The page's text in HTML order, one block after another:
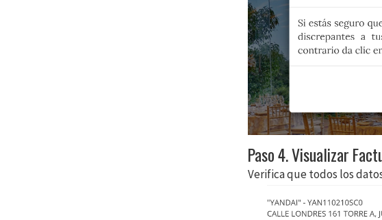
Paso 4. Visualizar
Verifica que todos los